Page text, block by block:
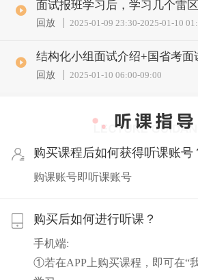
面试报班学习后，学习几个雷区
回放 2025-01-09 23:30-2025-01-10
结构化小组面试介绍+国省考面
回放 2025-01-10 06:00-09:00
购买课程后如何获得听课账号
购课账号即听课账号
购买后如何进行听课？
手机端:
①若在APP上购买课程，即可在“